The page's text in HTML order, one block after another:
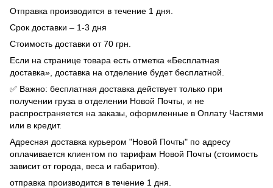
Отправка производится в течение 1 дня.
Срок доставки – 1-3 дня
Стоимость доставки от 70 грн.
Если на странице товара есть отметка «Бесплатная
доставка», доставка на отделение будет бесплатной.
✅ Важно: бесплатная доставка действует только при
получении груза в отделении Новой Почты, и не
распространяется на заказы, оформленные в Оплату Частями
или в кредит.
Адресная доставка курьером "Новой Почты" по адресу
оплачивается клиентом по тарифам Новой Почты (стоимость
зависит от города, веса и габаритов).
отправка производится в течение 1 дня.